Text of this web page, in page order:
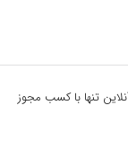
تنها با کسب مجوز